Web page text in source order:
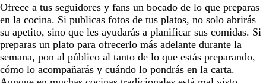
Ofrece a tus seguidores y fans un bocado de lo que preparas
en la cocina. Si publicas fotos de tus platos, no solo abrirás
su apetito, sino que les ayudarás a planificar sus comidas. Si
preparas un plato para ofrecerlo más adelante durante la
semana, pon al público al tanto de lo que estás preparando,
cómo lo acompañarás y cuándo lo pondrás en la carta.